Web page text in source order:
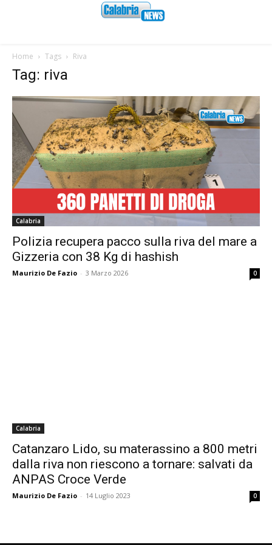
Home Tags Riva
Tag: riva
Calabria
Polizia recupera pacco sulla riva del mare a
Gizzeria con 38 Kg di hashish
Maurizio De Fazio - 3 Marzo 2026 0
Calabria
Catanzaro Lido, su materassino a 800 metri
dalla riva non riescono a tornare: salvati da
ANPAS Croce Verde
Maurizio De Fazio - 14 Luglio 2023 0